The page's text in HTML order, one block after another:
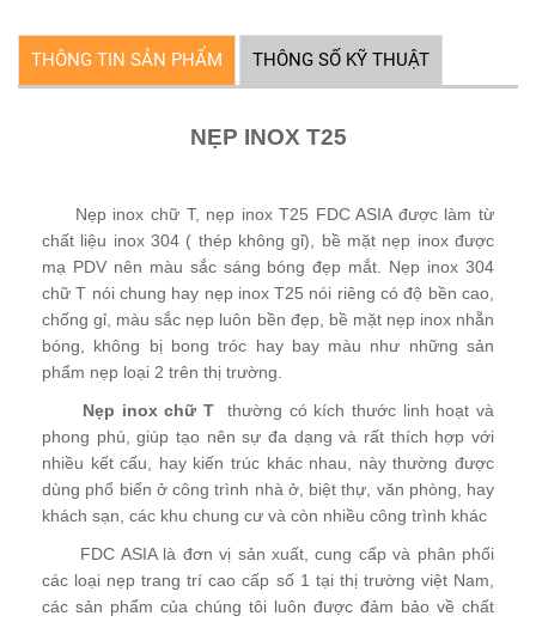
THÔNG TIN SẢN PHẨM THÔNG SỐ KỸ THUẬT
NẸP INOX T25
Nẹp inox chữ T, nẹp inox T25 FDC ASIA được làm từ
chất liệu inox 304 ( thép không gỉ), bề mặt nẹp inox được
mạ PDV nên màu sắc sáng bóng đẹp mắt. Nẹp inox 304
chữ T nói chung hay nẹp inox T25 nói riêng có độ bền cao,
chống gỉ, màu sắc nẹp luôn bền đẹp, bề mặt nẹp inox nhẵn
bóng, không bị bong tróc hay bay màu như những sản
phẩm nẹp loại 2 trên thị trường.
Nẹp inox chữ Tthường có kích thước linh hoạt và
phong phú, giúp tạo nên sự đa dạng và rất thích hợp với
nhiều kết cấu, hay kiến trúc khác nhau, này thường được
dùng phổ biến ở công trình nhà ở, biệt thự, văn phòng, hay
khách sạn, các khu chung cư và còn nhiều công trình khác
FDC ASIA là đơn vị sản xuất, cung cấp và phân phối
các loại nẹp trang trí cao cấp số 1 tại thị trường việt Nam,
các sản phẩm của chúng tôi luôn được đảm bảo về chất